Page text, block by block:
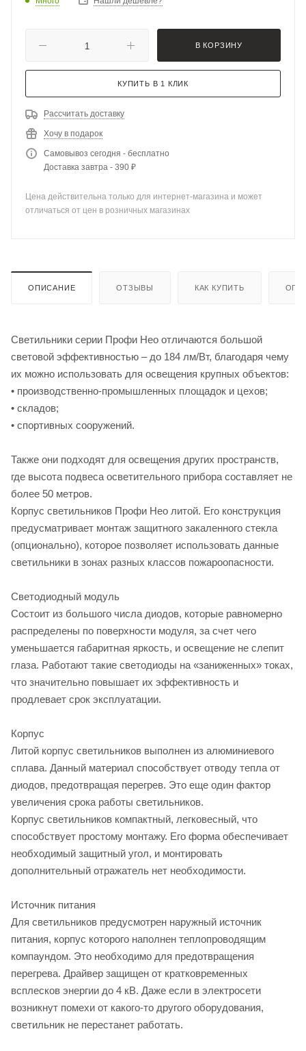
В КОРЗИНУ
КУПИТЬ В 1 КЛИК
Рассчитать доставку
Хочу в подарок
Самовывоз сегодня - бесплатно
Доставка завтра - 390 ₽
Цена действительна только для интернет-магазина и может
отличаться от цен в розничных магазинах
ОПИСАНИЕ ОТЗЫВЫ КАК КУПИТЬ
Светильники серии Профи Нео отличаются большой
световой эффективностью – до 184 лм/Вт, благодаря чему
их можно использовать для освещения крупных объектов:
• производственно-промышленных площадок и цехов;
• складов;
• спортивных сооружений.
Также они подходят для освещения других пространств,
где высота подвеса осветительного прибора составляет не
более 50 метров.
Корпус светильников Профи Нео литой. Его конструкция
предусматривает монтаж защитного закаленного стекла
(опционально), которое позволяет использовать данные
светильники в зонах разных классов пожароопасности.
Светодиодный модуль
Состоит из большого числа диодов, которые равномерно
распределены по поверхности модуля, за счет чего
уменьшается габаритная яркость, и освещение не слепит
глаза. Работают такие светодиоды на «заниженных» токах,
что значительно повышает их эффективность и
продлевает срок эксплуатации.
Корпус
Литой корпус светильников выполнен из алюминиевого
сплава. Данный материал способствует отводу тепла от
диодов, предотвращая перегрев. Это еще один фактор
увеличения срока работы светильников.
Корпус светильников компактный, легковесный, что
способствует простому монтажу. Его форма обеспечивает
необходимый защитный угол, и монтировать
дополнительный отражатель нет необходимости.
Источник питания
Для светильников предусмотрен наружный источник
питания, корпус которого наполнен теплопроводящим
компаундом. Это необходимо для предотвращения
перегрева. Драйвер защищен от кратковременных
всплесков энергии до 4 кВ. Даже если в электросети
возникнут помехи от какого-то другого оборудования,
светильник не перестанет работать.